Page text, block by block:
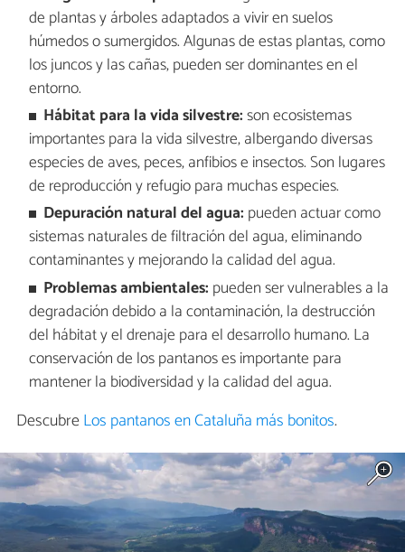
de plantas y árboles adaptados a vivir en suelos
húmedos o sumergidos. Algunas de estas plantas, como
los juncos y las cañas, pueden ser dominantes en el
entorno.
Hábitat para la vida silvestre:son ecosistemas
importantes para la vida silvestre, albergando diversas
especies de aves, peces, anfibios e insectos. Son lugares
de reproducción y refugio para muchas especies.
Depuración natural del agua: pueden actuar como
sistemas naturales de filtración del agua, eliminando
contaminantes y mejorando la calidad del agua.
Problemas ambientales: pueden ser vulnerables a la
degradación debido a la contaminación, la destrucción
del hábitat y el drenaje para el desarrollo humano. La
conservación de los pantanos es importante para
mantener la biodiversidad y la calidad del agua.
DescubreLos pantanos en Cataluña más bonitos.